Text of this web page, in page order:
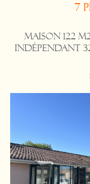
7
Maison 122
indépendant